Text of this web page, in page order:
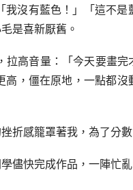
沒有藍色！」「這不是
是喜新厭舊。
高音量：「今天要畫
，僵在原地，一點都
折感籠罩著我，為了分
儘快完成作品，一陣忙